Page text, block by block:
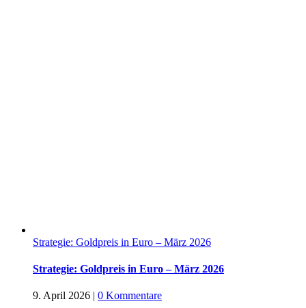
Strategie: Goldpreis in Euro – März 2026
Strategie: Goldpreis in Euro – März 2026
9. April 2026 | 0 Kommentare